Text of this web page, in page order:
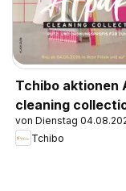
Tchibo aktionen
cleaning
von Dienstag
Tchibo